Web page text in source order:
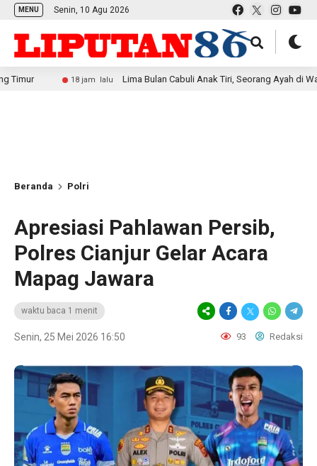
MENU Senin, 10 Agu 2026
18 jam lalu Lima Bulan Cabuli Anak Tiri, Seorang Ayah di Way Kanan
Beranda Polri
Apresiasi Pahlawan Persib,
Polres Cianjur Gelar Acara
Mapag Jawara
waktu baca 1 menit
Senin, 25 Mei 2026 16:50 93 Redaksi